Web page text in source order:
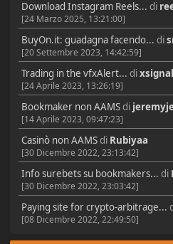
Download Instagram Reels... di
[24 Marzo 2025, 13:21:00]
BuyOn.it: guadagna facendo... di
[20 Settembre 2023, 14:42:59]
Trading in the vfxAlert... di
[24 Aprile 2023, 13:26:19]
Bookmaker non AAMSdi
[14 Aprile 2023, 09:47:23]
Casinò non AAMSdi Rubiyaa
[30 Dicembre 2022, 23:13:42]
Info surebets su bookmakers... di
[30 Dicembre 2022, 23:03:42]
Paying site for crypto-arbitrage...
[08 Dicembre 2022, 22:49:50]